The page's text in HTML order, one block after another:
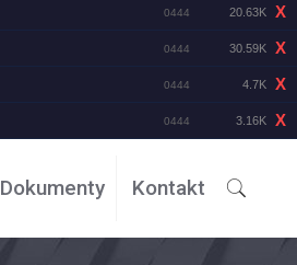
0444 20.63K
X
0444 30.59K
X
0444 4.7K
X
0444 3.16K X
Dokumenty Kontakt